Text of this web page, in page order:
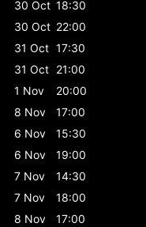
30 Oct 18:30
30 Oct 22:00
31 Oct 17:30
31 Oct 21:00
1 Nov
20:00
8 Nov
17:00
6 Nov
15:30
6 Nov
19:00
7 Nov
14:30
7 Nov
18:00
8 Nov
17:00